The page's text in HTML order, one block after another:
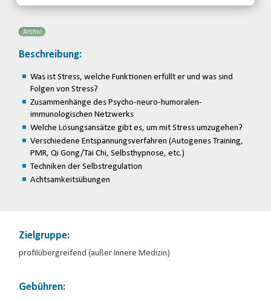
Archiv
Beschreibung:
Was ist Stress, welche Funktionen erfüllt er und was sind
Folgen von Stress?
Zusammenhänge des Psycho-neuro-humoralen-
immunologischen Netzwerks
Welche Lösungsansätze gibt es, um mit Stress umzugehen?
Verschiedene Entspannungsverfahren (Autogenes Training,
PMR, Qi Gong/Tai Chi, Selbsthypnose, etc.)
Techniken der Selbstregulation
Achtsamkeitsübungen
Zielgruppe:
profilübergreifend (außer Innere Medizin)
Gebühren: